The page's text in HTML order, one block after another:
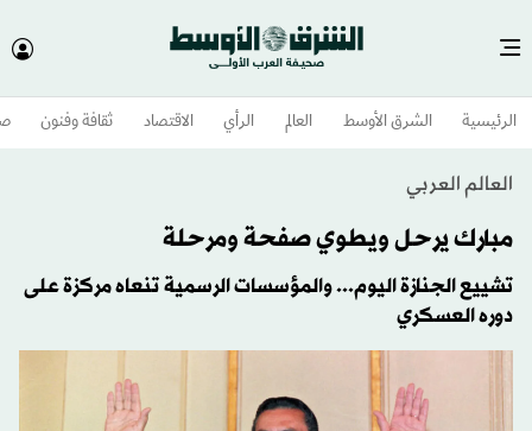
الرئيسية الشرق الأوسط​ العالم الرأي الاقتصاد ثقافة وفنون
العالم العربي
مبارك يرحل ويطوي صفحة ومرحلة
تشييع الجنازة اليوم... والمؤسسات الرسمية تنعاه مركزة على
دوره العسكري